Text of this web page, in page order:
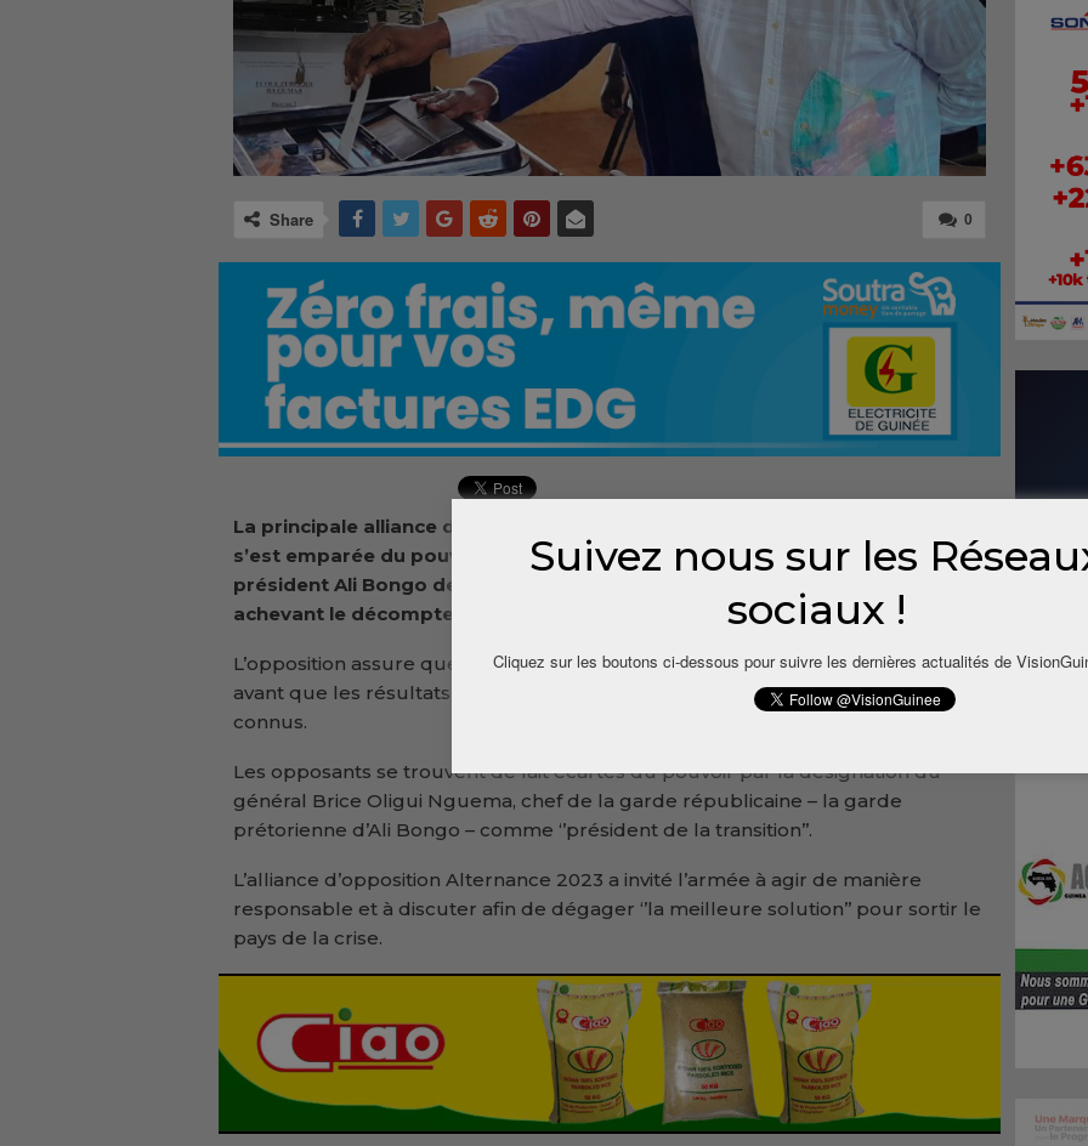
0
Share
La principale alliance d’opposition gabonaise a demandé jeudi à la junte qui
s’est emparée du pouvoir mercredi après l’annonce de la réélection du
président Ali Bongo de mener le processus électoral à son terme en
achevant le décompte des bulletins de vote.
L’opposition assure que son candidat, Albert Ondo Ossa, a été déclaré battu
avant que les résultats définitifs du scrutin de samedi dernier ne soient
connus.
Les opposants se trouvent de fait écartés du pouvoir par la désignation du
général Brice Oligui Nguema, chef de la garde républicaine – la garde
prétorienne d’Ali Bongo – comme ‘’président de la transition’’.
L’alliance d’opposition Alternance 2023 a invité l’armée à agir de manière
responsable et à discuter afin de dégager ‘’la meilleure solution’’ pour sortir le
pays de la crise.
Suivez nous sur les
sociaux !
Cliquez sur les boutons ci-dessous pour suivre les dernières actualités de